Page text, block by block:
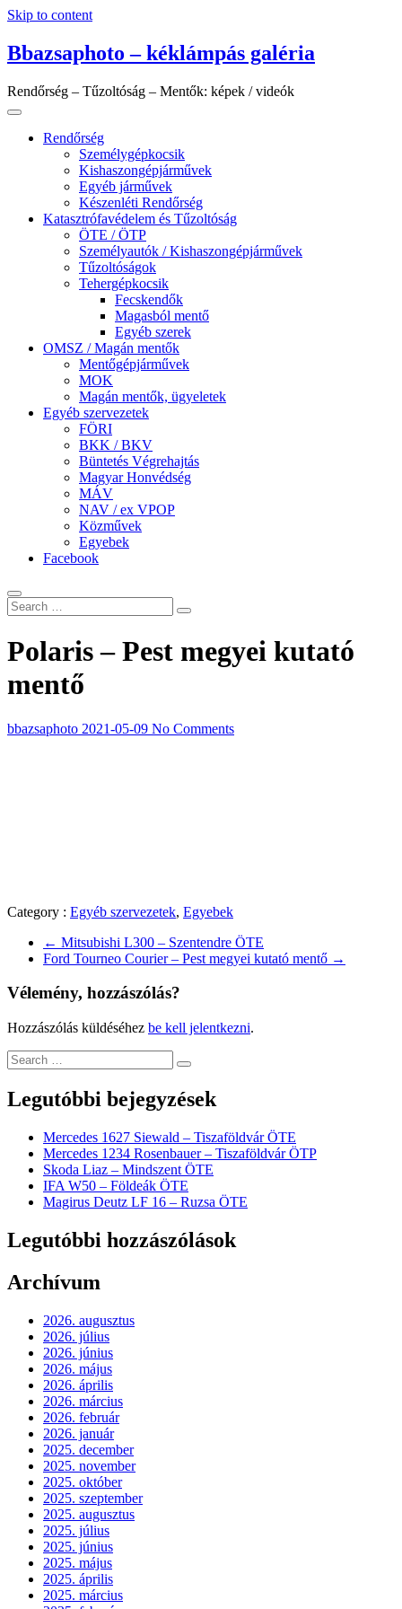
Skip to content
Bbazsaphoto – kéklámpás galéria
Rendőrség – Tűzoltóság – Mentők: képek / videók
Rendőrség
Személygépkocsik
Kishaszongépjárművek
Egyéb járművek
Készenléti Rendőrség
Katasztrófavédelem és Tűzoltóság
ÖTE / ÖTP
Személyautók / Kishaszongépjárművek
Tűzoltóságok
Tehergépkocsik
Fecskendők
Magasból mentő
Egyéb szerek
OMSZ / Magán mentők
Mentőgépjárművek
MOK
Magán mentők, ügyeletek
Egyéb szervezetek
FÖRI
BKK / BKV
Büntetés Végrehajtás
Magyar Honvédség
MÁV
NAV / ex VPOP
Közművek
Egyebek
Facebook
Polaris – Pest megyei kutató
mentő
bbazsaphoto 2021-05-09 No Comments
Category : Egyéb szervezetek, Egyebek
← Mitsubishi L300 – Szentendre ÖTE
Ford Tourneo Courier – Pest megyei kutató mentő →
Vélemény, hozzászólás?
Hozzászólás küldéséhez be kell jelentkezni.
Legutóbbi bejegyzések
Mercedes 1627 Siewald – Tiszaföldvár ÖTE
Mercedes 1234 Rosenbauer – Tiszaföldvár ÖTP
Skoda Liaz – Mindszent ÖTE
IFA W50 – Földeák ÖTE
Magirus Deutz LF 16 – Ruzsa ÖTE
Legutóbbi hozzászólások
Archívum
2026. augusztus
2026. július
2026. június
2026. május
2026. április
2026. március
2026. február
2026. január
2025. december
2025. november
2025. október
2025. szeptember
2025. augusztus
2025. július
2025. június
2025. május
2025. április
2025. március